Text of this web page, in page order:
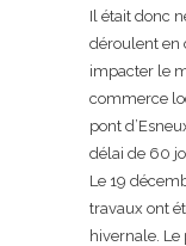
Il était donc
déroulent en
impacter le
commerce
pont
délai de 60
Le 19
travaux ont
hivernale.